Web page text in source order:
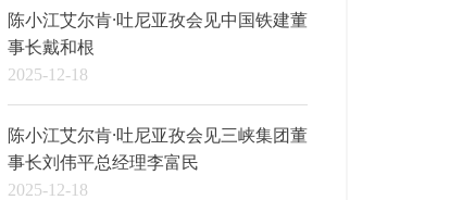
陈小江艾尔肯·吐尼亚孜会见中国铁建董
事长戴和根
2025-12-18
陈小江艾尔肯·吐尼亚孜会见三峡集团董
事长刘伟平总经理李富民
2025-12-18